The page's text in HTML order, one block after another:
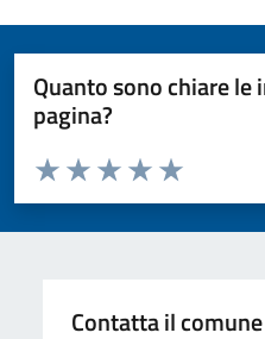
Quanto sono chiare
pagina?
Valuta da 1 a 5 stelle la pagina
Valuta 5
Valuta 4 stelle
Valuta 3 stelle su 5
Valuta 2 stelle su 5
Valuta 1 stelle su 5
Contatta il comune